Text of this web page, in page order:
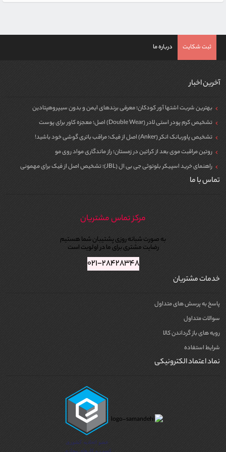
ثبت شکایت درباره ما
آخرین اخبار
بهترین شربت اشتها آور کودکان؛ معرفی برندهای ایمن و بدون سیپروهپتادین
تشخیص کرم پودر استی لادر (Double Wear) اصل؛ معجزه کاور برای پوست
تشخیص پاوربانک انکر (Anker) اصل از فیک؛ مراقب باتری گوشی خود باشید!
روتین مراقبت موی بعد از کراتین در زمستان؛ راز ماندگاری مواد روی مو
راهنمای خرید اسپیکر بلوتوثی جی بی ال (JBL)؛ تشخیص اصل از فیک برای مهمونی
تماس با ما
مرکز تماس مشتریان
به صورت شبانه روزی پشتیبان شما هستیم
رضایت مشتری برای ما در اولویت است
۰۲۱-۲۸۴۲۸۳۴۸
خدمات مشتریان
پاسخ به پرسش های متداول
سوالات متداول
رویه های باز گرداندن کالا
شرایط استفاده
نماد اعتماد الکترونیکی